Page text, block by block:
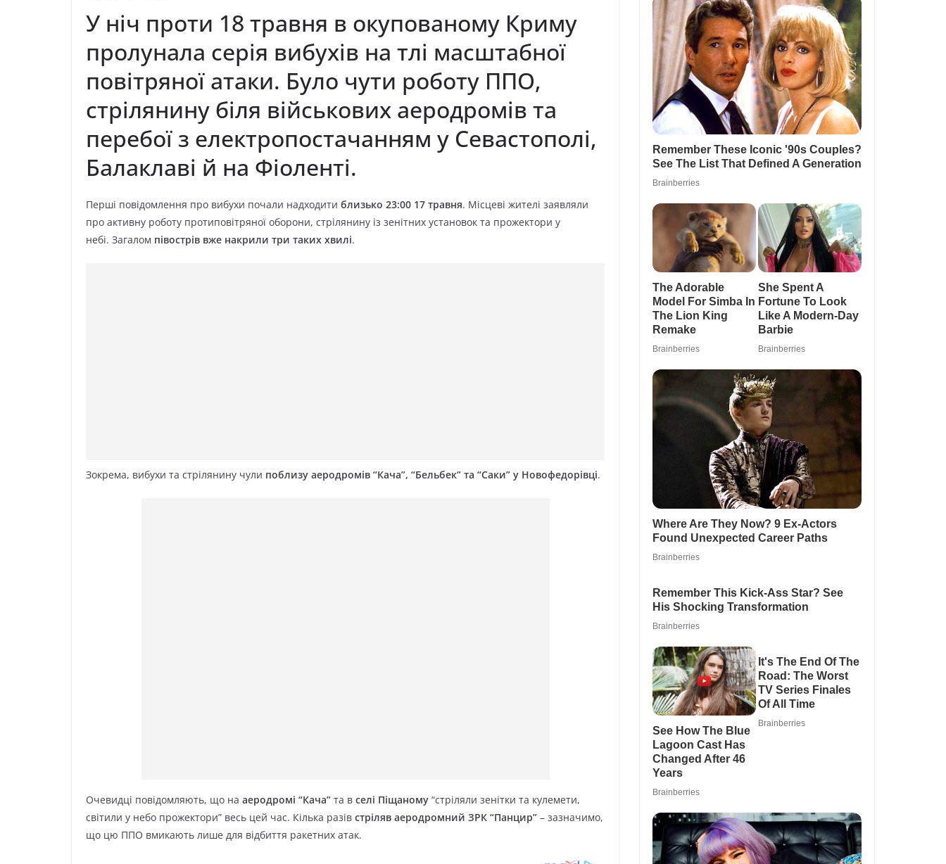
У ніч проти 18 травня в окупованому Криму
пролунала серія вибухів на тлі масштабної
повітряної атаки. Було чути роботу ППО,
стрілянину біля військових аеродромів та
перебої з електропостачанням у Севастополі,
Балаклаві й на Фіоленті.
Перші повідомлення про вибухи почали надходити близько 23:00 17 травня. Місцеві жителі заявляли
про активну роботу протиповітряної оборони, стрілянину із зенітних установок та прожектори у
небі. Загалом півострів вже накрили три таких хвилі.
Зокрема, вибухи та стрілянину чули поблизу аеродромів “Кача”, “Бельбек” та “Саки” у Новофедорівці.
Очевидці повідомляють, що на аеродромі “Кача” та в селі Піщаному “стріляли зенітки та кулемети,
світили у небо прожектори” весь цей час. Кілька разів стріляв аеродромний ЗРК “Панцир” – зазначимо,
що цю ППО вмикають лише для відбиття ракетних атак.